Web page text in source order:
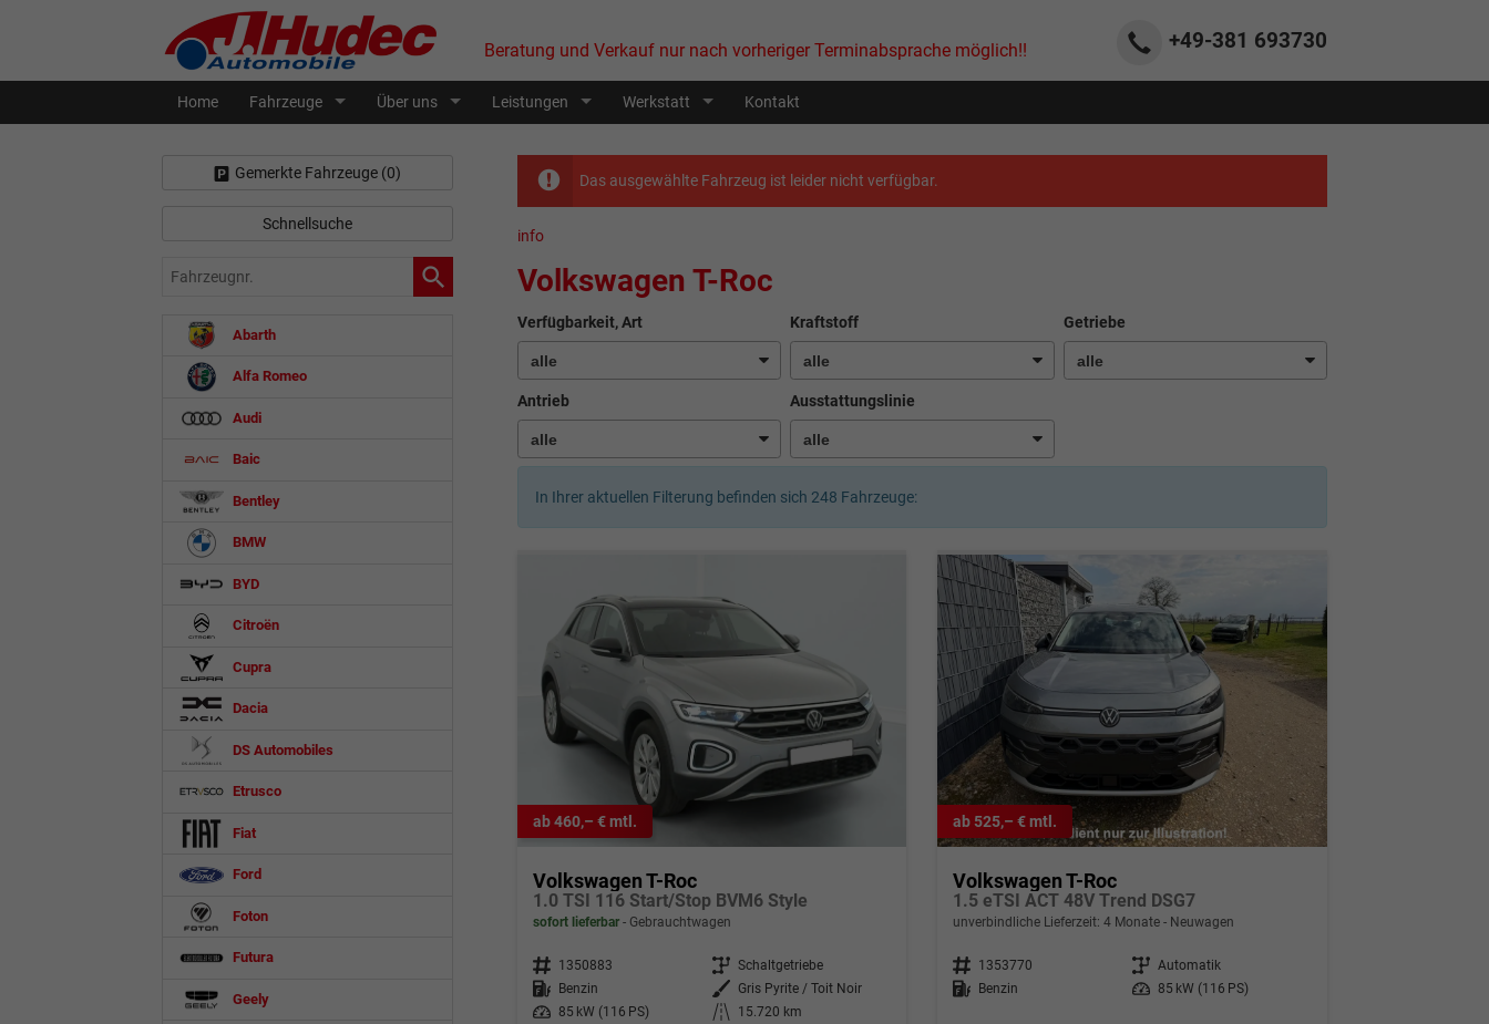
+49-381 693730
Beratung und Verkauf nur nach vorheriger Terminabsprache möglich!!
Home Fahrzeuge Über uns Leistungen Werkstatt Kontakt
Das ausgewählte Fahrzeug ist leider nicht verfügbar.
info
Volkswagen T-Roc
Verfügbarkeit, Art Kraftstoff Getriebe
Antrieb Ausstattungslinie
In Ihrer aktuellen Filterung befinden sich 248 Fahrzeuge:
ab 460,– € mtl.
Volkswagen T-Roc
1.0 TSI 116 Start/Stop BVM6 Style
sofort lieferbar Gebrauchtwagen
Fahrzeugnr. 1350883 Getriebe Schaltgetriebe
Kraftstoff
Benzin Außenfarbe
Gris Pyrite / Toit Noir
Leistung
85 kW (116 PS) Kilometerstand
15.720 km
ab 525,– € mtl.
Volkswagen T-Roc
1.5 eTSI ACT 48V Trend DSG7
unverbindliche Lieferzeit:4 Monate Neuwagen
Fahrzeugnr. 1353770 Getriebe Automatik
Kraftstoff
Benzin Leistung 85 kW (116 PS)
Gemerkte Fahrzeuge (0)
Schnellsuche
Fahrzeugnr.
Abarth
Alfa Romeo
Audi
Baic
Bentley
BMW
BYD
Citroën
Cupra
Dacia
DS Automobiles
Etrusco
Fiat
Ford
Foton
Futura
Geely